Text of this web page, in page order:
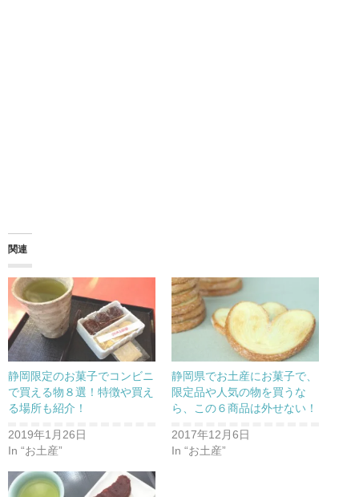
関連
静岡限定のお菓子でコンビニ
で買える物８選！特徴や買え
る場所も紹介！
2019年1月26日
In “お土産”
静岡県でお土産にお菓子で、
限定品や人気の物を買うな
ら、この６商品は外せない！
2017年12月6日
In “お土産”